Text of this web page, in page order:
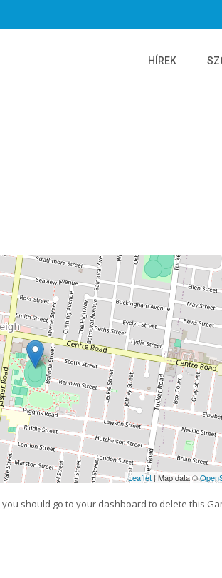
HÍREK
Leaflet | Map data ©
should go to your dashboard to delete this